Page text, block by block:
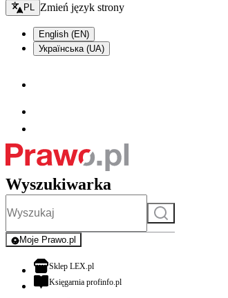
Zmień język - bieżący:
PL Zmień język strony
English (EN)
Українська (UA)
Wyszukiwarka
Szukaj
Moje Prawo.pl
- rejestracja i logowanie do serwisu
Sklep LEX.plotwiera się w nowej karcie
Księgarnia profinfo.plotwiera się w nowej karcie